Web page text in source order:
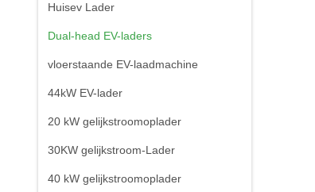
Huisev Lader
Dual-head EV-laders
vloerstaande EV-laadmachine
44kW EV-lader
20 kW gelijkstroomoplader
30KW gelijkstroom-Lader
40 kW gelijkstroomoplader